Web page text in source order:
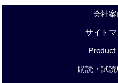
会社案
サイト
Product
購読・試